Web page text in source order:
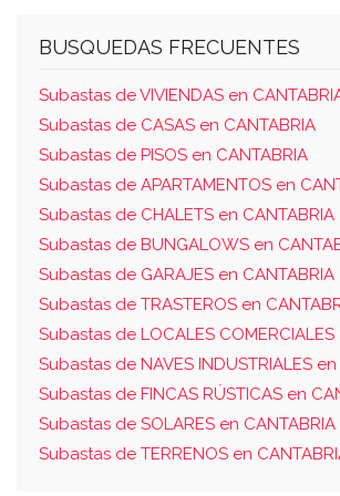
vivienda letra a de la planta
su mismo portal.
BUSQUEDAS FRECUENTES
Subastas de VIVIENDAS en
Subastas de CASAS en CANTABRIA
Subastas de PISOS en CANTABRIA
Subastas de APARTAMENTOS en
Subastas de CHALETS en CANTABRIA
Subastas de BUNGALOWS en
Subastas de GARAJES en CANTABRIA
Subastas de TRASTEROS en
Subastas de LOCALES COMERCIALES
Subastas de NAVES INDUSTRIALES
Subastas de FINCAS RÚSTICAS en
Subastas de SOLARES en CANTABRIA
Subastas de TERRENOS en